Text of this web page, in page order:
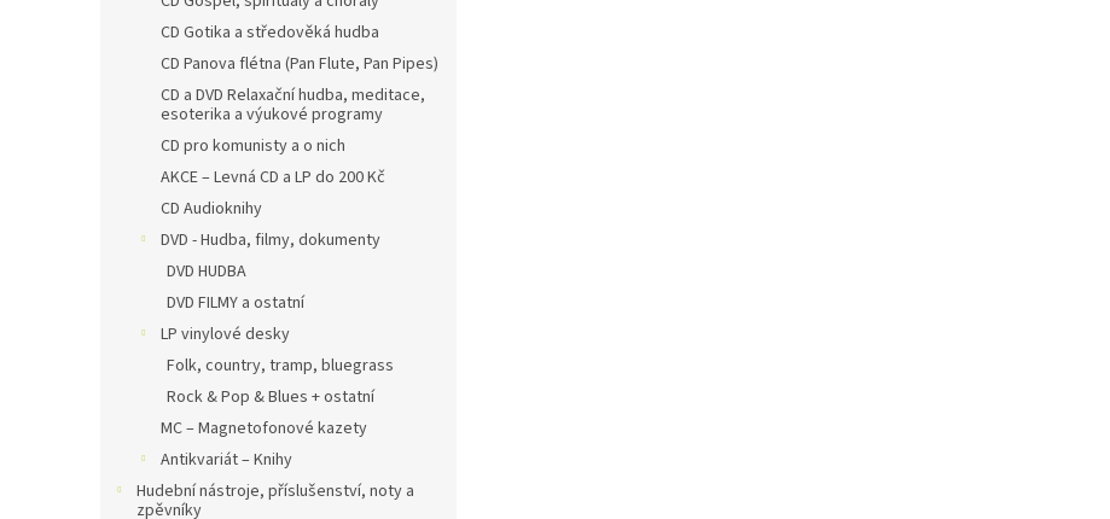
CD Gotika a středověká hudba
CD Panova flétna (Pan Flute, Pan Pipes)
CD a DVD Relaxační hudba, meditace,
esoterika a výukové programy
CD pro komunisty a o nich
AKCE – Levná CD a LP do 200 Kč
CD Audioknihy
DVD - Hudba, filmy, dokumenty
DVD HUDBA
DVD FILMY a ostatní
LP vinylové desky
Folk, country, tramp, bluegrass
Rock & Pop & Blues + ostatní
MC – Magnetofonové kazety
Antikvariát – Knihy
Hudební nástroje, příslušenství, noty a
zpěvníky